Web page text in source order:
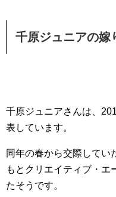
千原ジュニアの嫁
千原ジュニアさんは、
表しています。
同年の春から交際してい
もとクリエイティブ・エ
たそうです。